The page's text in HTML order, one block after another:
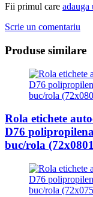
Fii primul care adauga
Scrie un comentariu
Produse similare
Rola etichete
D76
buc/rola